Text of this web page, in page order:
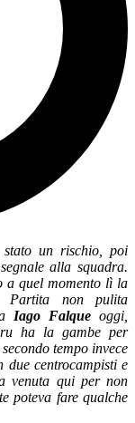
un rischio, poi
alla squadra.
a quel momento lì la
non pulita
Iago Falque oggi,
ha la gambe per
tempo invece
centrocampisti e
venuta qui per non
poteva fare qualche